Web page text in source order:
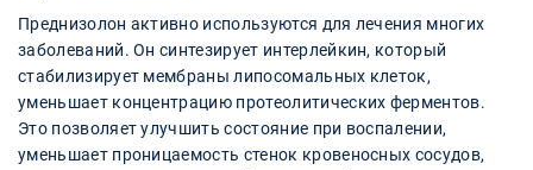
Преднизолон активно используются для лечения многих
заболеваний. Он синтезирует интерлейкин, который
стабилизирует мембраны липосомальных клеток,
уменьшает концентрацию протеолитических ферментов.
Это позволяет улучшить состояние при воспалении,
уменьшает проницаемость стенок кровеносных сосудов,